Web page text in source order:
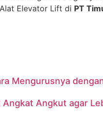
Elevator Lift di PT
Mengurusnya
Angkut agar